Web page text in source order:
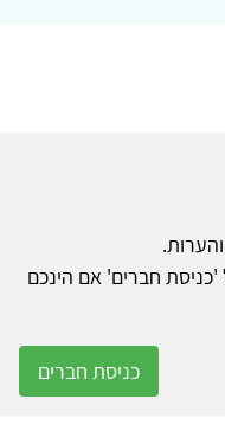
'כניסת חברים' אם הינכם
כניסת חברים